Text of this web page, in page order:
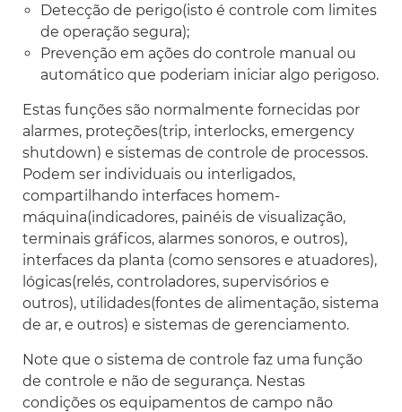
Detecção de perigo(isto é controle com limites
de operação segura);
Prevenção em ações do controle manual ou
automático que poderiam iniciar algo perigoso.
Estas funções são normalmente fornecidas por
alarmes, proteções(trip, interlocks, emergency
shutdown) e sistemas de controle de processos.
Podem ser individuais ou interligados,
compartilhando interfaces homem-
máquina(indicadores, painéis de visualização,
terminais gráficos, alarmes sonoros, e outros),
interfaces da planta (como sensores e atuadores),
lógicas(relés, controladores, supervisórios e
outros), utilidades(fontes de alimentação, sistema
de ar, e outros) e sistemas de gerenciamento.
Note que o sistema de controle faz uma função
de controle e não de segurança. Nestas
condições os equipamentos de campo não